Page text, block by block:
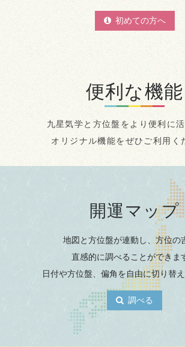
初めての方へ
便利な機能
九星気学と方位盤をより便利に
オリジナル機能をぜひご利用く
開運マップ
地図と方位盤が連動し、方位の
直感的に調べることができま
日付や方位盤 、偏角を自由に切り替
調べる